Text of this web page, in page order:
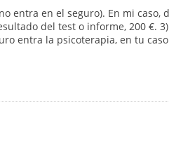
entra en el seguro). En mi caso,
del test o informe, 200 €.
entra la psicoterapia, en tu